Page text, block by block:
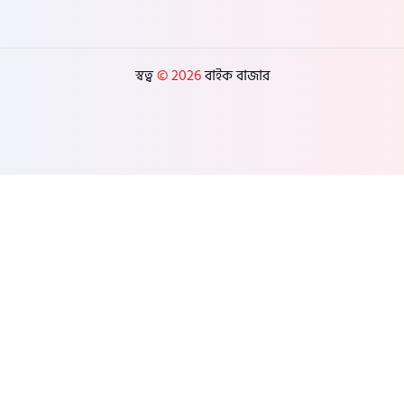
স্বত্ব© 2026বাইক বাজার